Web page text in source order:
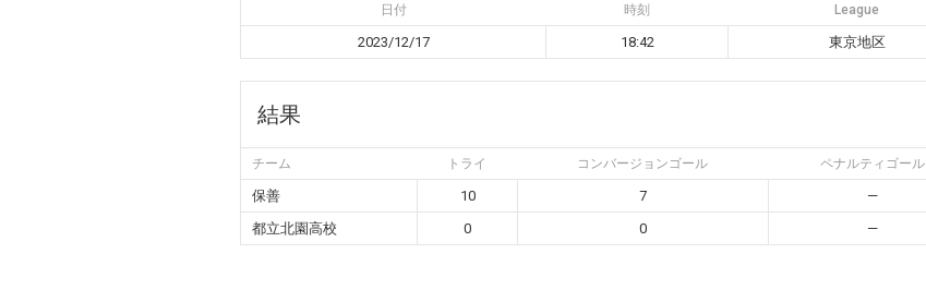
日付 時刻 League
2023/12/17 18:42 東京地区
結果
チーム トライ コンバージョンゴール ペナルティゴール
保善 10 7 —
都立北園高校
0 0 —